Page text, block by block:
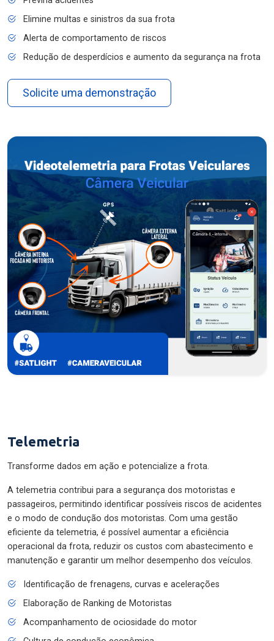
Elimine multas e sinistros da sua frota
Alerta de comportamento de riscos
Redução de desperdícios e aumento da segurança na frota
Solicite uma demonstração
Telemetria
Transforme dados em ação e potencialize a frota.
A telemetria contribui para a segurança dos motoristas e
passageiros, permitindo identificar possíveis riscos de acidentes
e o modo de condução dos motoristas. Com uma gestão
eficiente da telemetria, é possível aumentar a eficiência
operacional da frota, reduzir os custos com abastecimento e
manutenção e garantir um melhor desempenho dos veículos.
Identificação de frenagens, curvas e acelerações
Elaboração de Ranking de Motoristas
Acompanhamento de ociosidade do motor